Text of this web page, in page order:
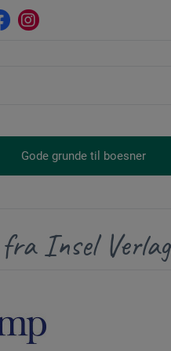
Gode grunde til boesner
Insel Verlag